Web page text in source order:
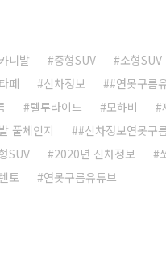
카니발 중형SUV 소형SUV
페 신차정보 #연못구름
텔루라이드 모하비
풀체인지 #신차정보연못구
SUV 2020년 신차정보
토 연못구름유튜브